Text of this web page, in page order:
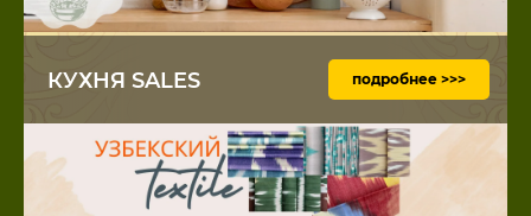
КУХНЯ SALES подробнее >>>